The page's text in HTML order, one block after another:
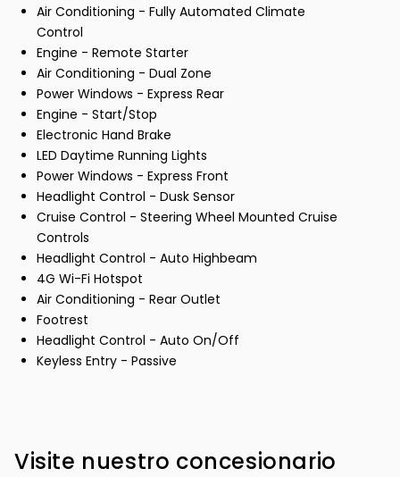
Air Conditioning - Fully Automated Climate
Control
Engine - Remote Starter
Air Conditioning - Dual Zone
Power Windows - Express Rear
Engine - Start/Stop
Electronic Hand Brake
LED Daytime Running Lights
Power Windows - Express Front
Headlight Control - Dusk Sensor
Cruise Control - Steering Wheel Mounted Cruise
Controls
Headlight Control - Auto Highbeam
4G Wi-Fi Hotspot
Air Conditioning - Rear Outlet
Footrest
Headlight Control - Auto On/Off
Keyless Entry - Passive
Visite nuestro concesionario